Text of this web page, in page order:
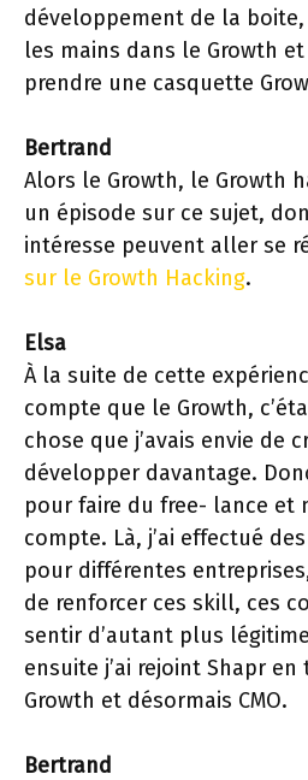
développement de la
les mains dans le Growth
prendre une casquette
Bertrand
Alors le Growth, le Growth
un épisode sur ce sujet,
intéresse peuvent aller se
sur le Growth Hacking.
Elsa
À la suite de cette
compte que le Growth,
chose que j’avais envie de
développer davantage.
pour faire du free- lance et
compte. Là, j’ai effectué
pour différentes
de renforcer ces skill, ces
sentir d’autant plus
ensuite j’ai rejoint Shapr
Growth et désormais CMO.
Bertrand